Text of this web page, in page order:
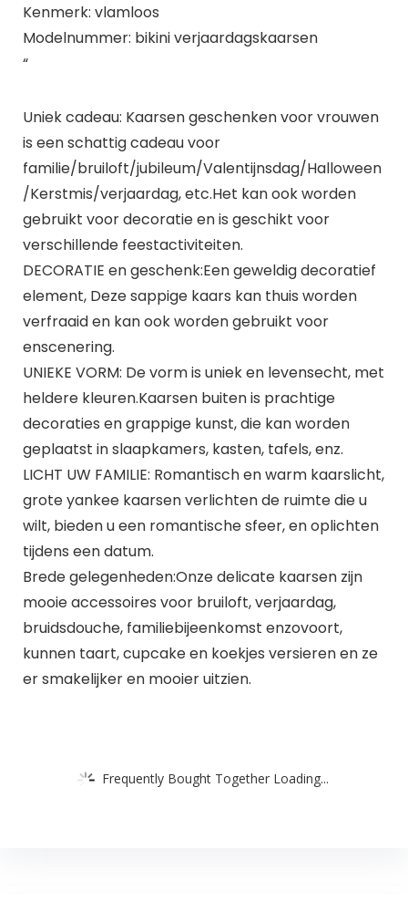
Kenmerk: vlamloos
Modelnummer: bikini verjaardagskaarsen
“
Uniek cadeau: Kaarsen geschenken voor vrouwen
is een schattig cadeau voor
familie/bruiloft/jubileum/Valentijnsdag/Halloween
/Kerstmis/verjaardag, etc.Het kan ook worden
gebruikt voor decoratie en is geschikt voor
verschillende feestactiviteiten.
DECORATIE en geschenk:Een geweldig decoratief
element, Deze sappige kaars kan thuis worden
verfraaid en kan ook worden gebruikt voor
enscenering.
UNIEKE VORM: De vorm is uniek en levensecht, met
heldere kleuren.Kaarsen buiten is prachtige
decoraties en grappige kunst, die kan worden
geplaatst in slaapkamers, kasten, tafels, enz.
LICHT UW FAMILIE: Romantisch en warm kaarslicht,
grote yankee kaarsen verlichten de ruimte die u
wilt, bieden u een romantische sfeer, en oplichten
tijdens een datum.
Brede gelegenheden:Onze delicate kaarsen zijn
mooie accessoires voor bruiloft, verjaardag,
bruidsdouche, familiebijeenkomst enzovoort,
kunnen taart, cupcake en koekjes versieren en ze
er smakelijker en mooier uitzien.
Frequently Bought Together Loading...